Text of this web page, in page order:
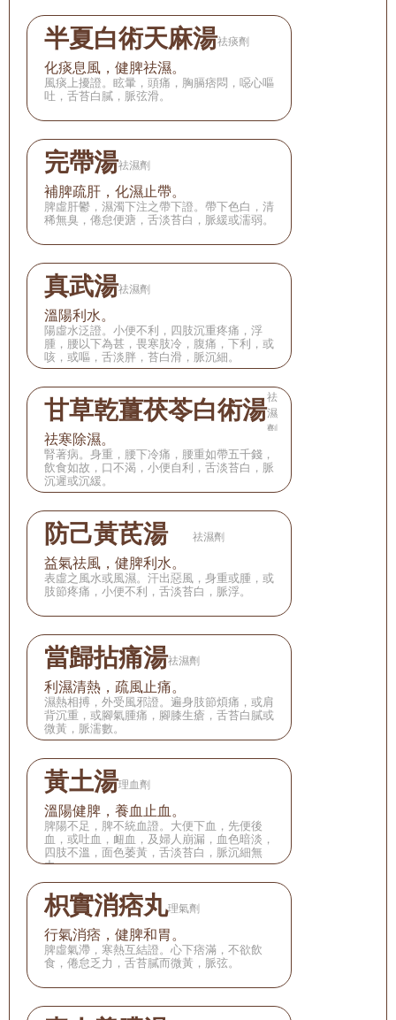
半夏白術天麻湯祛痰劑
化痰息風，健脾祛濕。
風痰上擾證。眩暈，頭痛，胸膈痞悶，噁心嘔
吐，舌苔白膩，脈弦滑。
完帶湯祛濕劑
補脾疏肝，化濕止帶。
脾虛肝鬱，濕濁下注之帶下證。帶下色白，清
稀無臭，倦怠便溏，舌淡苔白，脈緩或濡弱。
真武湯祛濕劑
溫陽利水。
陽虛水泛證。小便不利，四肢沉重疼痛，浮
腫，腰以下為甚，畏寒肢冷，腹痛，下利，或
咳，或嘔，舌淡胖，苔白滑，脈沉細。
甘草乾薑茯苓白術湯祛
濕
劑
祛寒除濕。
腎著病。身重，腰下冷痛，腰重如帶五千錢，
飲食如故，口不渴，小便自利，舌淡苔白，脈
沉遲或沉緩。
防己黃芪湯 祛濕劑
益氣祛風，健脾利水。
表虛之風水或風濕。汗出惡風，身重或腫，或
肢節疼痛，小便不利，舌淡苔白，脈浮。
當歸拈痛湯祛濕劑
利濕清熱，疏風止痛。
濕熱相搏，外受風邪證。遍身肢節煩痛，或肩
背沉重，或腳氣腫痛，腳膝生瘡，舌苔白膩或
微黃，脈濡數。
黃土湯理血劑
溫陽健脾，養血止血。
脾陽不足，脾不統血證。大便下血，先便後
血，或吐血，衄血，及婦人崩漏，血色暗淡，
四肢不溫，面色萎黃，舌淡苔白，脈沉細無
力。
枳實消痞丸理氣劑
行氣消痞，健脾和胃。
脾虛氣滯，寒熱互結證。心下痞滿，不欲飲
食，倦怠乏力，舌苔膩而微黃，脈弦。